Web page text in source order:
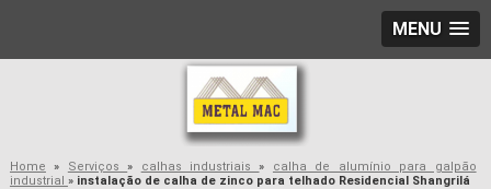
MENU
Home » Serviços» calhas industriais» calha de alumínio para galpão
industrial » instalação de calha de zinco para telhado Residencial Shangrilá